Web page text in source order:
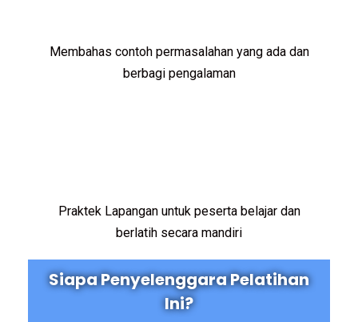
Membahas contoh permasalahan yang ada dan
berbagi pengalaman
Praktek Lapangan untuk peserta belajar dan
berlatih secara mandiri
Siapa Penyelenggara Pelatihan
Ini?